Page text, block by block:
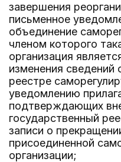
завершения
письменное
объединение
членом которого
организация
изменения сведений
реестре
уведомлению
подтверждающих
государственный
записи о
присоединенной
организации;